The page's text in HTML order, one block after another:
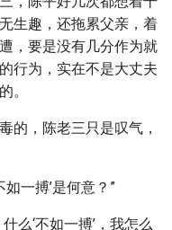
生趣，还拖累父亲，着
，要是没有几分作为就
行为，实在不是大丈夫
。
的，陈老三只是叹气，
一搏’是何意？”
么‘不如一搏’，我怎么